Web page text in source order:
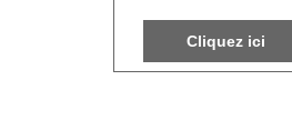
Cliquez ici